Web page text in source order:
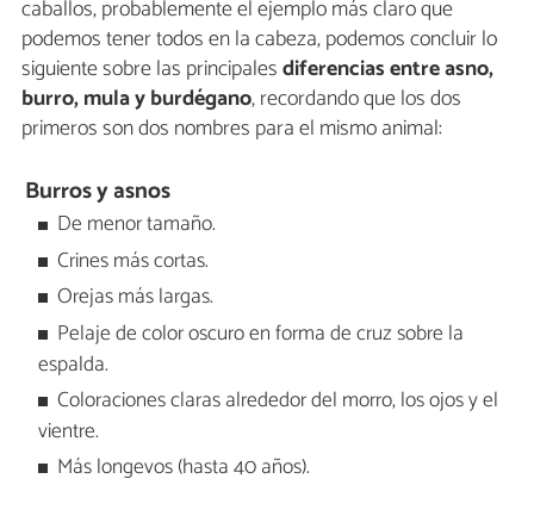
caballos, probablemente el ejemplo más claro que
podemos tener todos en la cabeza, podemos concluir lo
siguiente sobre las principalesdiferencias entre asno,
burro, mula y burdégano, recordando que los dos
primeros son dos nombres para el mismo animal:
Burros y asnos
De menor tamaño.
Crines más cortas.
Orejas más largas.
Pelaje de color oscuro en forma de cruz sobre la
espalda.
Coloraciones claras alrededor del morro, los ojos y el
vientre.
Más longevos (hasta 40 años).